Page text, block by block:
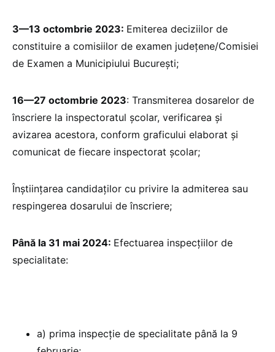
3—13 octombrie 2023: Emiterea deciziilor de
constituire a comisiilor de examen județene/Comisiei
de Examen a Municipiului București;
16—27 octombrie 2023: Transmiterea dosarelor de
înscriere la inspectoratul școlar, verificarea și
avizarea acestora, conform graficului elaborat și
comunicat de fiecare inspectorat școlar;
Înștiințarea candidaților cu privire la admiterea sau
respingerea dosarului de înscriere;
Până la 31 mai 2024: Efectuarea inspecțiilor de
specialitate:
a) prima inspecție de specialitate până la 9